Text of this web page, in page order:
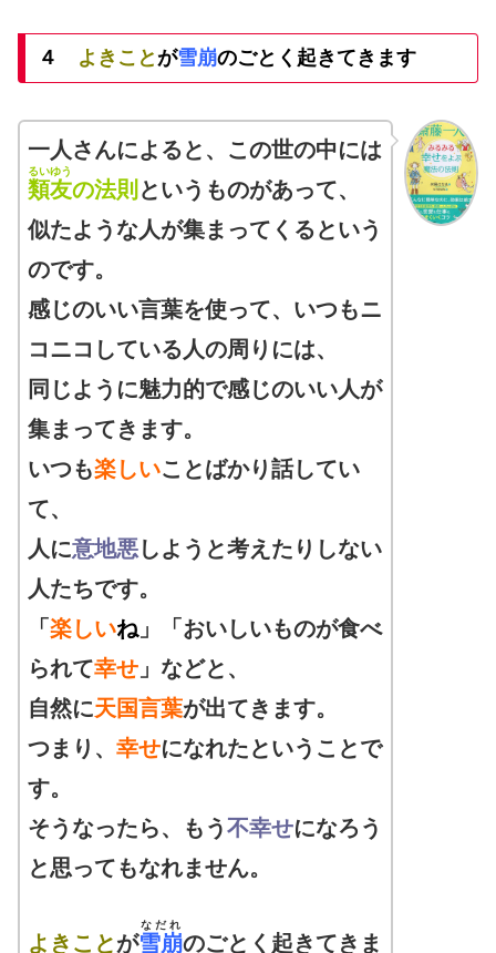
４ よきこと が雪崩のごとく起きてきます
一人さんによると、この世の中には
類友
るいゆう
の法則 というものがあって、
似たような人が集まってくるという
のです。
感じのいい言葉を使って、いつもニ
コニコしている人の周りには、
同じように魅力的で感じのいい人が
集まってきます。
いつも楽しいことばかり話してい
て、
人に意地悪しようと考えたりしない
人たちです。
「楽しいね 」「おいしいものが食べ
られて幸せ 」などと、
自然に天国言葉が出てきます。
つまり、 幸せになれたということで
す。
そうなったら、もう不幸せになろう
と思ってもなれません。
よきことが雪崩
なだれ
のごとく起きてきま